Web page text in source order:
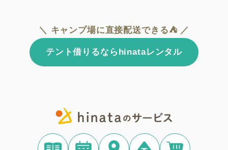
＼ キャンプ場に直接配送できる⛺ ／
テント借りるならhinataレンタル